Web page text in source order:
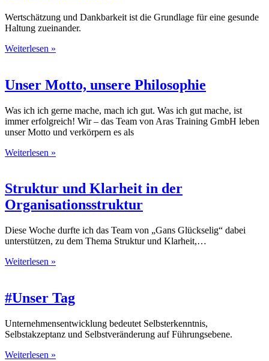
Wertschätzung und Dankbarkeit ist die Grundlage für eine gesunde
Haltung zueinander.
Weiterlesen »
Unser Motto, unsere Philosophie
Was ich ich gerne mache, mach ich gut. Was ich gut mache, ist
immer erfolgreich! Wir – das Team von Aras Training GmbH leben
unser Motto und verkörpern es als
Weiterlesen »
Struktur und Klarheit in der
Organisationsstruktur
Diese Woche durfte ich das Team von „Gans Glückselig“ dabei
unterstützen, zu dem Thema Struktur und Klarheit,…
Weiterlesen »
#Unser Tag
Unternehmensentwicklung bedeutet Selbsterkenntnis,
Selbstakzeptanz und Selbstveränderung auf Führungsebene.
Weiterlesen »